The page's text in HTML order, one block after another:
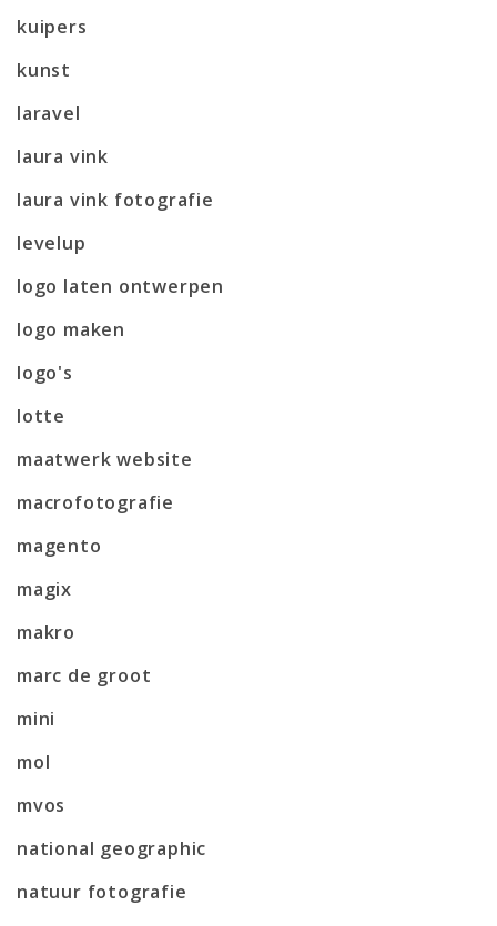
kuipers
kunst
laravel
laura vink
laura vink fotografie
levelup
logo laten ontwerpen
logo maken
logo's
lotte
maatwerk website
macrofotografie
magento
magix
makro
marc de groot
mini
mol
mvos
national geographic
natuur fotografie